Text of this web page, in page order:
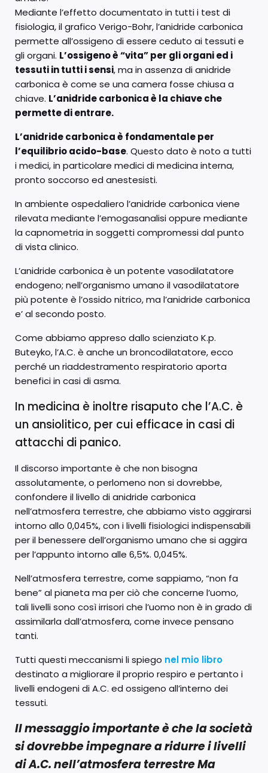
Mediante l’effetto documentato in tutti i test di
fisiologia, il grafico Verigo-Bohr, l’anidride carbonica
permette all’ossigeno di essere ceduto ai tessuti e
gli organi. L’ossigeno è “vita” per gli organi ed i
tessuti in tutti i sensi, ma in assenza di anidride
carbonica è come se una camera fosse chiusa a
chiave. L’anidride carbonica è la chiave che
permette di entrare.
L’anidride carbonica è fondamentale per
l’equilibrio acido-base. Questo dato è noto a tutti
i medici, in particolare medici di medicina interna,
pronto soccorso ed anestesisti.
In ambiente ospedaliero l’anidride carbonica viene
rilevata mediante l’emogasanalisi oppure mediante
la capnometria in soggetti compromessi dal punto
di vista clinico.
L’anidride carbonica è un potente vasodilatatore
endogeno; nell’organismo umano il vasodilatatore
più potente è l’ossido nitrico, ma l’anidride carbonica
e’ al secondo posto.
Come abbiamo appreso dallo scienziato K.p.
Buteyko, l’A.C. è anche un broncodilatatore, ecco
perché un riaddestramento respiratorio aporta
benefici in casi di asma.
In medicina è inoltre risaputo che l’A.C. è
un ansiolitico, per cui efficace in casi di
attacchi di panico.
Il discorso importante è che non bisogna
assolutamente, o perlomeno non si dovrebbe,
confondere il livello di anidride carbonica
nell’atmosfera terrestre, che abbiamo visto aggirarsi
intorno allo 0,045%, con i livelli fisiologici indispensabili
per il benessere dell’organismo umano che si aggira
per l’appunto intorno alle 6,5%. 0,045%.
Nell’atmosfera terrestre, come sappiamo, “non fa
bene” al pianeta ma per ciò che concerne l’uomo,
tali livelli sono così irrisori che l’uomo non è in grado di
assimilarla dall’atmosfera, come invece pensano
tanti.
Tutti questi meccanismi li spiego nel mio libro
destinato a migliorare il proprio respiro e pertanto i
livelli endogeni di A.C. ed ossigeno all’interno dei
tessuti.
Il messaggio importante è che la società
si dovrebbe impegnare a ridurre i livelli
di A.C. nell’atmosfera terrestre Ma